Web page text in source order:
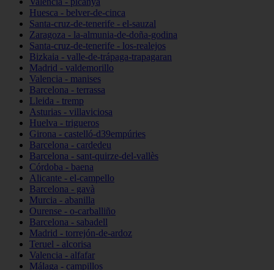
Huesca - belver-de-cinca
Santa-cruz-de-tenerife - el-sauzal
Zaragoza - la-almunia-de-doña-godina
Santa-cruz-de-tenerife - los-realejos
Bizkaia - valle-de-trápaga-trapagaran
Madrid - valdemorillo
Valencia - manises
Barcelona - terrassa
Lleida - tremp
Asturias - villaviciosa
Huelva - trigueros
Girona - castelló-d39empúries
Barcelona - cardedeu
Barcelona - sant-quirze-del-vallès
Córdoba - baena
Alicante - el-campello
Barcelona - gavà
Murcia - abanilla
Ourense - o-carballiño
Barcelona - sabadell
Madrid - torrejón-de-ardoz
Teruel - alcorisa
Valencia - alfafar
Málaga - campillos